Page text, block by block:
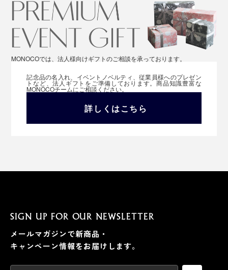
MONOCOでは、法人様向けギフトのご相談を承っております。
記念品の名入れ、イベントノベルティ、従業員様へのプレゼン
トなど、法人ギフトをご準備しております。商品知識豊富な
MONOCOチームにご相談ください。
詳しくはこちら
SIGN UP FOR OUR NEWSLETTER
メールマガジンで新商品・
キャンペーン情報をお届けします。